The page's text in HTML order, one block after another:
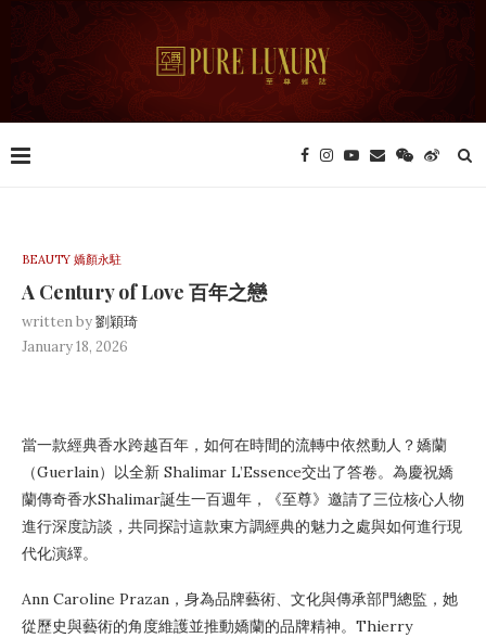
BEAUTY 嬌顏永駐
A Century of Love 百年之戀
written by劉穎琦
January 18, 2026
當一款經典香水跨越百年，如何在時間的流轉中依然動人？嬌蘭
（Guerlain）以全新 Shalimar L’Essence交出了答卷。為慶祝嬌
蘭傳奇香水Shalimar誕生一百週年，《至尊》邀請了三位核心人物
進行深度訪談，共同探討這款東方調經典的魅力之處與如何進行現
代化演繹。
Ann Caroline Prazan，身為品牌藝術、文化與傳承部門總監，她
從歷史與藝術的角度維護並推動嬌蘭的品牌精神。Thierry